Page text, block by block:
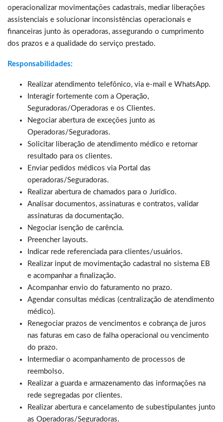
operacionalizar movimentações cadastrais, mediar liberações
assistenciais e solucionar inconsistências operacionais e
financeiras junto às operadoras, assegurando o cumprimento
dos prazos e a qualidade do serviço prestado.
Responsabilidades:
Realizar atendimento telefônico, via e-mail e WhatsApp.
Interagir fortemente com a Operação,
Seguradoras/Operadoras e os Clientes.
Negociar abertura de exceções junto as
Operadoras/Seguradoras.
Solicitar liberação de atendimento médico e retornar
resultado para os clientes.
Enviar pedidos médicos via Portal das
operadoras/Seguradoras.
Realizar abertura de chamados para o Jurídico.
Analisar documentos, assinaturas e contratos, validar
assinaturas da documentação.
Negociar isenção de carência.
Preencher layouts.
Indicar rede referenciada para clientes/usuários.
Realizar input de movimentação cadastral no sistema EB
e acompanhar a finalização.
Acompanhar envio do faturamento no prazo.
Agendar consultas médicas (centralização de atendimento
médico).
Renegociar prazos de vencimentos e cobrança de juros
nas faturas em caso de falha operacional ou vencimento
do prazo.
Intermediar o acompanhamento de processos de
reembolso.
Realizar a guarda e armazenamento das informações na
rede segregadas por clientes.
Realizar abertura e cancelamento de subestipulantes junto
as Operadoras/Seguradoras.